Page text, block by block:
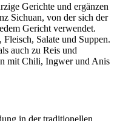
Gerichte und ergänzen
Sichuan, von der sich der
Gericht verwendet.
Salate und Suppen.
auch zu Reis und
mit Chili, Ingwer und Anis
in der traditionellen